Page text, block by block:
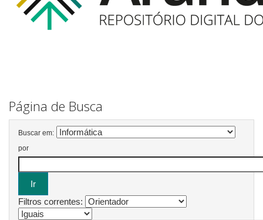
Página de Busca
Buscar em:
por
Filtros correntes: